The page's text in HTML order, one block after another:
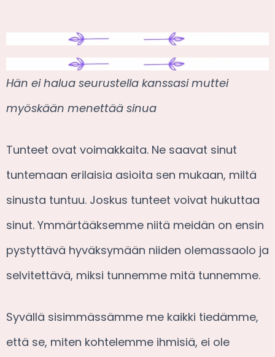
Hän ei halua seurustella kanssasi muttei
myöskään menettää sinua
Tunteet ovat voimakkaita. Ne saavat sinut
tuntemaan erilaisia asioita sen mukaan, miltä
sinusta tuntuu. Joskus tunteet voivat hukuttaa
sinut. Ymmärtääksemme niitä meidän on ensin
pystyttävä hyväksymään niiden olemassaolo ja
selvitettävä, miksi tunnemme mitä tunnemme.
Syvällä sisimmässämme me kaikki tiedämme,
että se, miten kohtelemme ihmisiä, ei ole